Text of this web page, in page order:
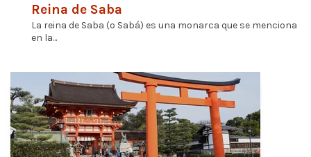
Reina de Saba
La reina de Saba (o Sabá) es una monarca que se menciona
en la...